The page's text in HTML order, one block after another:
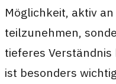
Möglichkeit, aktiv
teilzunehmen,
tieferes Verständnis
ist besonders